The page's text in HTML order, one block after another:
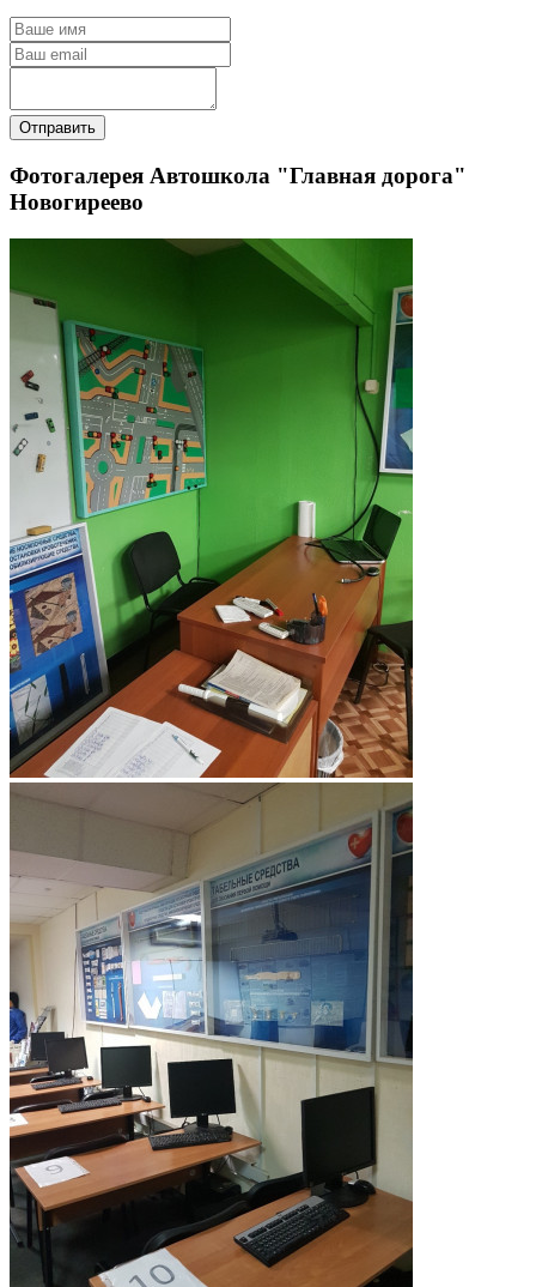
Отправить
Фотогалерея Автошкола "Главная дорога"
Новогиреево